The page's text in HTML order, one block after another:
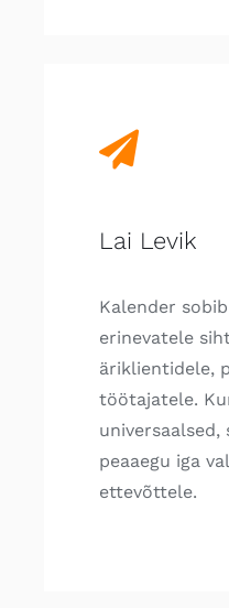
Lai Levik
Kalender
erinevatele
äriklientidele,
töötajatele.
universaalsed,
peaaegu iga
ettevõttele.